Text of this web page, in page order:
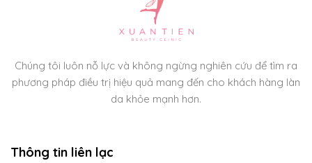
Chúng tôi luôn nỗ lực và không ngừng nghiên cứu để tìm ra
phương pháp điều trị hiệu quả mang đến cho khách hàng làn
da khỏe mạnh hơn.
Thông tin liên lạc